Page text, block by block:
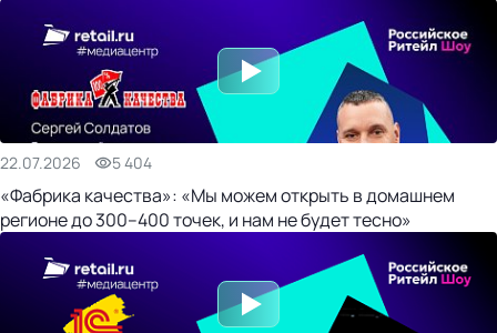
22.07.2026 5 404
«Фабрика качества»: «Мы можем открыть в домашнем
регионе до 300–400 точек, и нам не будет тесно»